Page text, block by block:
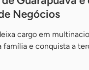
Negócios
cargo em
família e conquista a